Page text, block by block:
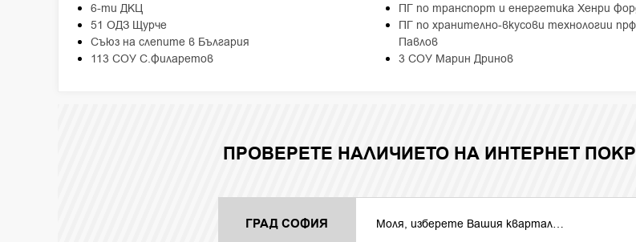
6-ти ДКЦ
51 ОДЗ Щурче
Съюз на слепите в България
113 СОУ С.Филаретов
ПГ по транспорт и енергетика Хенри
ПГ по хранително-вкусови технологии
Павлов
3 СОУ Марин Дринов
ПРОВЕРЕТЕ НАЛИЧИЕТО НА ИНТЕРНЕТ
ГРАД СОФИЯ